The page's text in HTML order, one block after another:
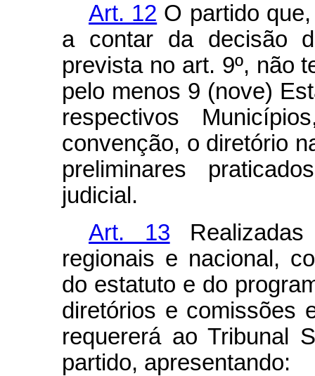
Art. 12 O partido
a contar da decisão
prevista no art. 9º, não
pelo menos 9 (nove)
respectivos
convenção, o diretório
preliminares
judicial.
Art. 13
regionais e nacional,
do estatuto e do
diretórios e comissões
requererá ao Tribunal
partido, apresentando: